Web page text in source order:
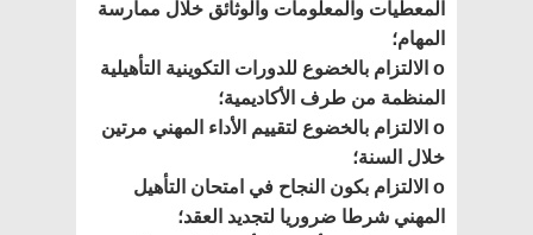
المعطيات والمعلومات والوثائق خلال ممارسة
المهام؛
o الالتزام بالخضوع للدورات التكوينية التأهيلية
المنظمة من طرف الأكاديمية؛
o الالتزام بالخضوع لتقييم الأداء المهني مرتين
خلال السنة؛
o الالتزام بكون النجاح في امتحان التأهيل
المهني شرطا ضروريا لتجديد العقد؛